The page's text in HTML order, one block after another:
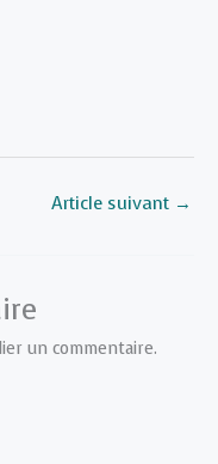
Article suivant →
un commentaire.